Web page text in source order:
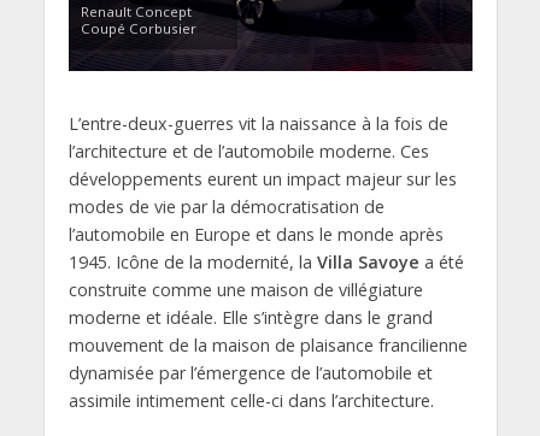
Renault Concept
Coupé Corbusier
L’entre-deux-guerres vit la naissance à la fois de
l’architecture et de l’automobile moderne. Ces
développements eurent un impact majeur sur les
modes de vie par la démocratisation de
l’automobile en Europe et dans le monde après
1945. Icône de la modernité, la Villa Savoye a été
construite comme une maison de villégiature
moderne et idéale. Elle s’intègre dans le grand
mouvement de la maison de plaisance francilienne
dynamisée par l’émergence de l’automobile et
assimile intimement celle-ci dans l’architecture.